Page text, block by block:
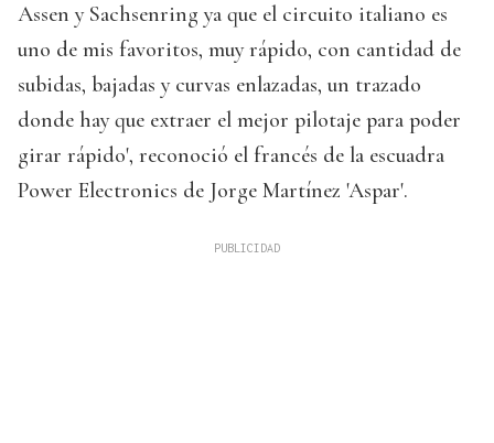
Assen y Sachsenring ya que el circuito italiano es
uno de mis favoritos, muy rápido, con cantidad de
subidas, bajadas y curvas enlazadas, un trazado
donde hay que extraer el mejor pilotaje para poder
girar rápido', reconoció el francés de la escuadra
Power Electronics de Jorge Martínez 'Aspar'.